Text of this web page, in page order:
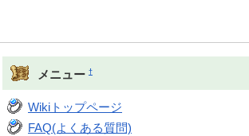
メニュー †
Wikiトップページ
FAQ(よくある質問)